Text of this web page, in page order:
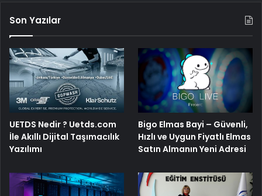
Son Yazılar
UETDS Nedir ? Uetds.com
İle Akıllı Dijital Taşımacılık
Yazılımı
Bigo Elmas Bayi – Güvenli,
Hızlı ve Uygun Fiyatlı Elmas
Satın Almanın Yeni Adresi